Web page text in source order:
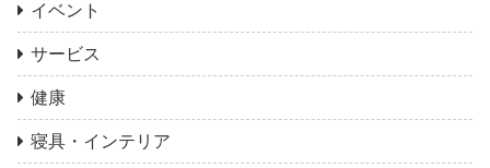
イベント
サービス
健康
寝具・インテリア